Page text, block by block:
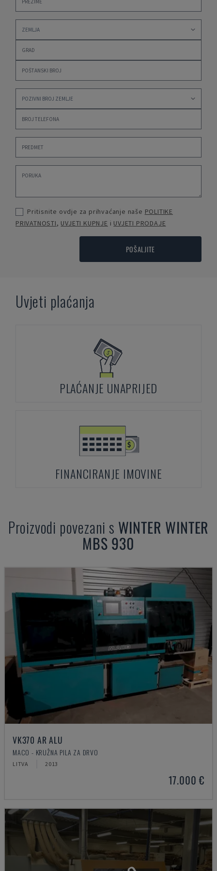
Pritisnite ovdje za prihvaćanje naše POLITIKE
PRIVATNOSTI, UVJETI KUPNJE i UVJETI PRODAJE
POŠALJITE
Uvjeti plaćanja
PLAĆANJE UNAPRIJED
FINANCIRANJE IMOVINE
Proizvodi povezani s WINTER WINTER
MBS 930
VK370 AR ALU
MACO - KRUŽNA PILA ZA DRVO
LITVA 2013
17.000 €